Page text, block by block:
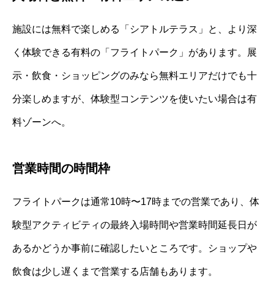
施設には無料で楽しめる「シアトルテラス」と、より深
く体験できる有料の「フライトパーク」があります。展
示・飲食・ショッピングのみなら無料エリアだけでも十
分楽しめますが、体験型コンテンツを使いたい場合は有
料ゾーンへ。
営業時間の時間枠
フライトパークは通常10時〜17時までの営業であり、体
験型アクティビティの最終入場時間や営業時間延長日が
あるかどうか事前に確認したいところです。ショップや
飲食は少し遅くまで営業する店舗もあります。